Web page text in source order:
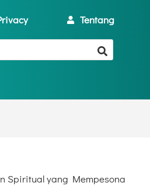
Tentang
Spiritual yang Mempesona